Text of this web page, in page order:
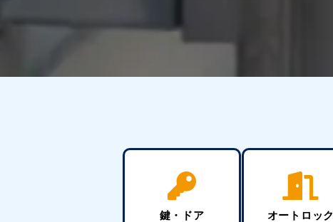
鍵・ドア オートロック